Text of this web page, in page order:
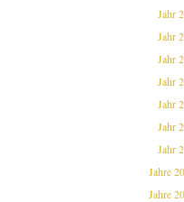
Jahr
Jahr
Jahr
Jahr
Jahr
Jahr
Jahr
Jahre
Jahre